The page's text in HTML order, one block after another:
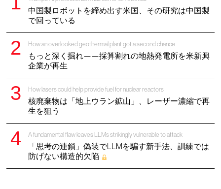
中国製ロボットを締め出す米国、その研究は中国製
で回っている
How an overlooked geothermal plant got a second chance
もっと深く掘れ——採算割れの地熱発電所を米新興
企業が再生
How lasers could help provide fuel for nuclear reactors
核廃棄物は「地上ウラン鉱山」、レーザー濃縮で再
生を狙う
A fundamental flaw leaves LLMs strikingly vulnerable to attack
「思考の連鎖」偽装でLLMを騙す新手法、訓練では
防げない構造的欠陥